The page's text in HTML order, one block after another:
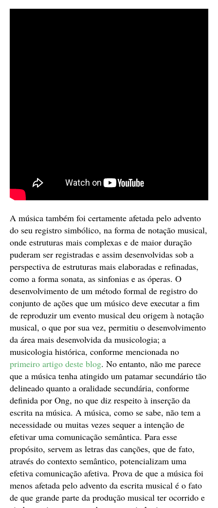
A música também foi certamente afetada pelo advento
do seu registro simbólico, na forma de notação musical,
onde estruturas mais complexas e de maior duração
puderam ser registradas e assim desenvolvidas sob a
perspectiva de estruturas mais elaboradas e refinadas,
como a forma sonata, as sinfonias e as óperas. O
desenvolvimento de um método formal de registro do
conjunto de ações que um músico deve executar a fim
de reproduzir um evento musical deu origem à notação
musical, o que por sua vez, permitiu o desenvolvimento
da área mais desenvolvida da musicologia; a
musicologia histórica, conforme mencionada no
primeiro artigo deste blog. No entanto, não me parece
que a música tenha atingido um patamar secundário tão
delineado quanto a oralidade secundária, conforme
definida por Ong, no que diz respeito à inserção da
escrita na música. A música, como se sabe, não tem a
necessidade ou muitas vezes sequer a intenção de
efetivar uma comunicação semântica. Para esse
propósito, servem as letras das canções, que de fato,
através do contexto semântico, potencializam uma
efetiva comunicação afetiva. Prova de que a música foi
menos afetada pelo advento da escrita musical é o fato
de que grande parte da produção musical ter ocorrido e